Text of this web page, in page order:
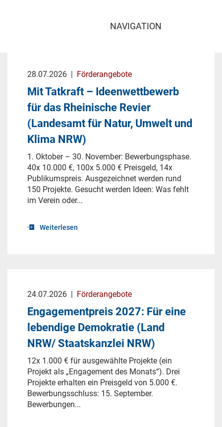
NAVIGATION
28.07.2026 | Förderangebote
Mit Tatkraft – Ideenwettbewerb
für das Rheinische Revier
(Landesamt für Natur, Umwelt und
Klima NRW)
1. Oktober – 30. November: Bewerbungsphase.
40x 10.000 €, 100x 5.000 € Preisgeld, 14x
Publikumspreis. Ausgezeichnet werden rund
150 Projekte. Gesucht werden Ideen: Was fehlt
im Verein oder...
Weiterlesen
24.07.2026 | Förderangebote
Engagementpreis 2027: Für eine
lebendige Demokratie (Land
NRW/ Staatskanzlei NRW)
12x 1.000 € für ausgewählte Projekte (ein
Projekt als „Engagement des Monats“). Drei
Projekte erhalten ein Preisgeld von 5.000 €.
Bewerbungsschluss: 15. September.
Bewerbungen...